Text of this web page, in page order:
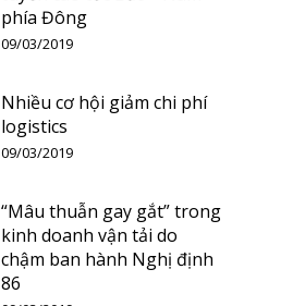
phía Đông
09/03/2019
Nhiều cơ hội giảm chi phí
logistics
09/03/2019
“Mâu thuẫn gay gắt” trong
kinh doanh vận tải do
chậm ban hành Nghị định
86